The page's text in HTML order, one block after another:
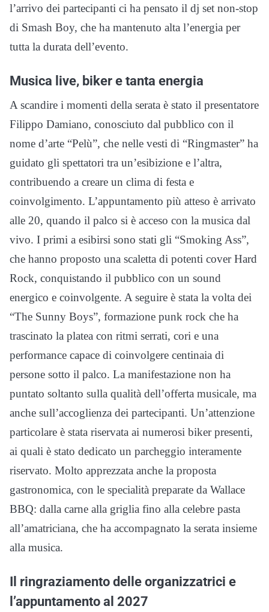
l’arrivo dei partecipanti ci ha pensato il dj set non-stop
di Smash Boy, che ha mantenuto alta l’energia per
tutta la durata dell’evento.
Musica live, biker e tanta energia
A scandire i momenti della serata è stato il presentatore
Filippo Damiano, conosciuto dal pubblico con il
nome d’arte “Pelù”, che nelle vesti di “Ringmaster” ha
guidato gli spettatori tra un’esibizione e l’altra,
contribuendo a creare un clima di festa e
coinvolgimento. L’appuntamento più atteso è arrivato
alle 20, quando il palco si è acceso con la musica dal
vivo. I primi a esibirsi sono stati gli “Smoking Ass”,
che hanno proposto una scaletta di potenti cover Hard
Rock, conquistando il pubblico con un sound
energico e coinvolgente. A seguire è stata la volta dei
“The Sunny Boys”, formazione punk rock che ha
trascinato la platea con ritmi serrati, cori e una
performance capace di coinvolgere centinaia di
persone sotto il palco. La manifestazione non ha
puntato soltanto sulla qualità dell’offerta musicale, ma
anche sull’accoglienza dei partecipanti. Un’attenzione
particolare è stata riservata ai numerosi biker presenti,
ai quali è stato dedicato un parcheggio interamente
riservato. Molto apprezzata anche la proposta
gastronomica, con le specialità preparate da Wallace
BBQ: dalla carne alla griglia fino alla celebre pasta
all’amatriciana, che ha accompagnato la serata insieme
alla musica.
Il ringraziamento delle organizzatrici e
l’appuntamento al 2027